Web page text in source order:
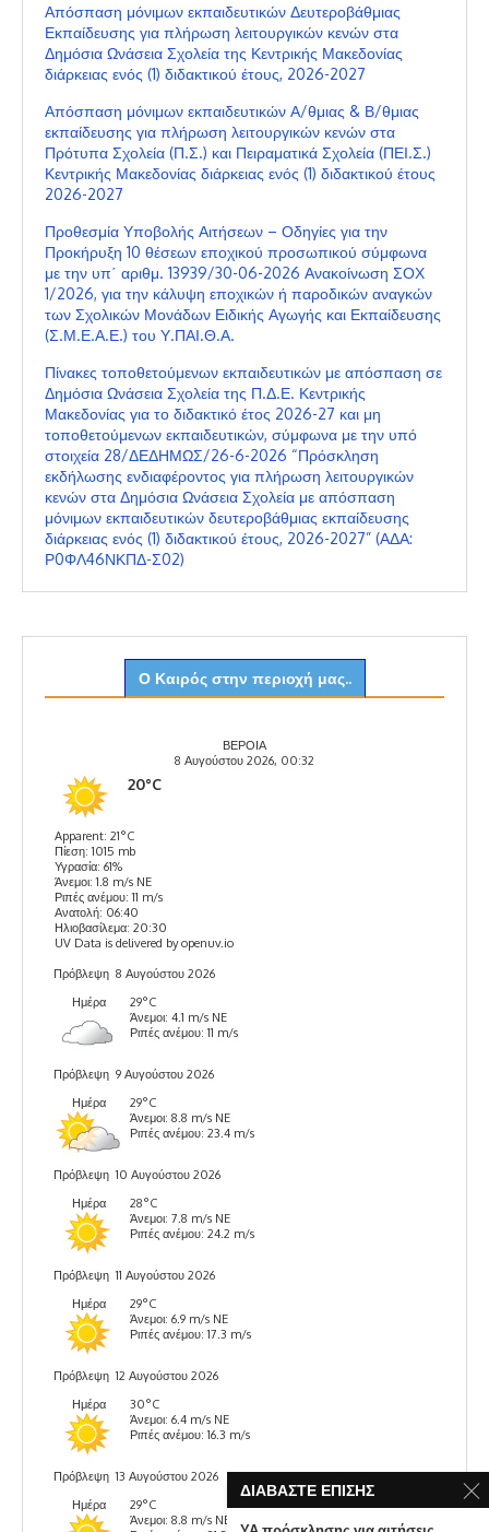
Απόσπαση μόνιμων εκπαιδευτικών Δευτεροβάθμιας
Εκπαίδευσης για πλήρωση λειτουργικών κενών στα
Δημόσια Ωνάσεια Σχολεία της Κεντρικής Μακεδονίας
διάρκειας ενός (1) διδακτικού έτους, 2026-2027
Απόσπαση μόνιμων εκπαιδευτικών Α/θμιας & Β/θμιας
εκπαίδευσης για πλήρωση λειτουργικών κενών στα
Πρότυπα Σχολεία (Π.Σ.) και Πειραματικά Σχολεία (ΠΕΙ.Σ.)
Κεντρικής Μακεδονίας διάρκειας ενός (1) διδακτικού έτους
2026-2027
Προθεσμία Υποβολής Αιτήσεων – Οδηγίες για την
Προκήρυξη 10 θέσεων εποχικού προσωπικού σύμφωνα
με την υπ΄ αριθμ. 13939/30-06-2026 Ανακοίνωση ΣΟΧ
1/2026, για την κάλυψη εποχικών ή παροδικών αναγκών
των Σχολικών Μονάδων Ειδικής Αγωγής και Εκπαίδευσης
(Σ.Μ.Ε.Α.Ε.) του Υ.ΠΑΙ.Θ.Α.
Πίνακες τοποθετούμενων εκπαιδευτικών με απόσπαση σε
Δημόσια Ωνάσεια Σχολεία της Π.Δ.Ε. Κεντρικής
Μακεδονίας για το διδακτικό έτος 2026-27 και μη
τοποθετούμενων εκπαιδευτικών, σύμφωνα με την υπό
στοιχεία 28/ΔΕΔΗΜΩΣ/26-6-2026 “Πρόσκληση
εκδήλωσης ενδιαφέροντος για πλήρωση λειτουργικών
κενών στα Δημόσια Ωνάσεια Σχολεία με απόσπαση
μόνιμων εκπαιδευτικών δευτεροβάθμιας εκπαίδευσης
διάρκειας ενός (1) διδακτικού έτους, 2026-2027” (ΑΔΑ:
Ρ0ΦΛ46ΝΚΠΔ-Σ02)
Ο Καιρός στην περιοχή μας..
ΒΕΡΟΙΑ
8 Αυγούστου 2026, 00:32
20°C
Apparent: 21°C
Πίεση: 1015 mb
Υγρασία: 61%
Άνεμοι: 1.8 m/s NE
Ριπές ανέμου: 11 m/s
Ανατολή: 06:40
Ηλιοβασίλεμα: 20:30
UV Data is delivered by openuv.io
Πρόβλεψη 8 Αυγούστου 2026
Ημέρα
29°C
Άνεμοι: 4.1 m/s NE
Ριπές ανέμου: 11 m/s
Πρόβλεψη 9 Αυγούστου 2026
Ημέρα
29°C
Άνεμοι: 8.8 m/s NE
Ριπές ανέμου: 23.4 m/s
Πρόβλεψη 10 Αυγούστου 2026
Ημέρα
28°C
Άνεμοι: 7.8 m/s NE
Ριπές ανέμου: 24.2 m/s
Πρόβλεψη 11 Αυγούστου 2026
Ημέρα
29°C
Άνεμοι: 6.9 m/s NE
Ριπές ανέμου: 17.3 m/s
Πρόβλεψη 12 Αυγούστου 2026
Ημέρα
30°C
Άνεμοι: 6.4 m/s NE
Ριπές ανέμου: 16.3 m/s
Πρόβλεψη 13 Αυγούστου 2026
Ημέρα
29°C
Άνεμοι: 8.8 m/s NE
ΔΙΑΒΆΣΤΕ ΕΠΊΣΗΣ